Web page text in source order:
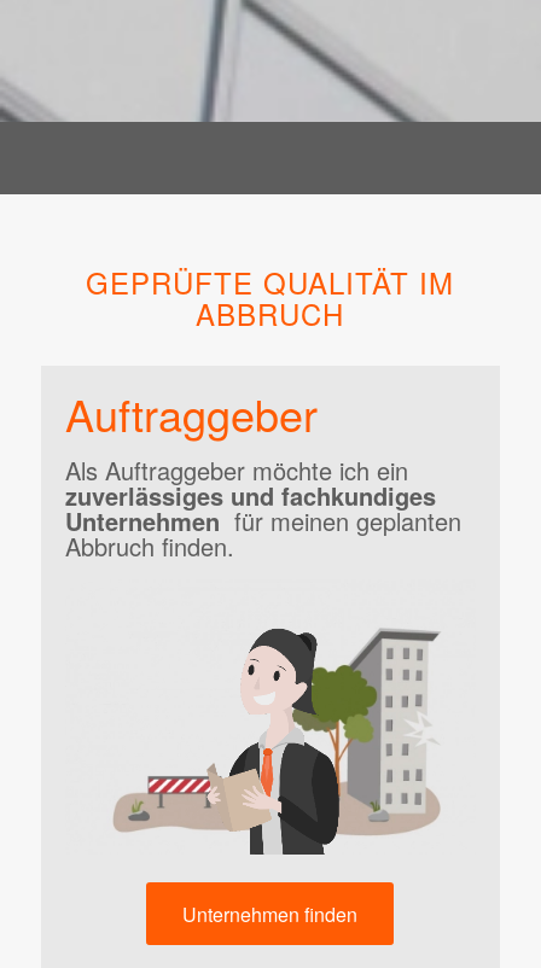
GEPRÜFTE QUALITÄT IM
ABBRUCH
Auftraggeber
Als Auftraggeber möchte ich ein
zuverlässiges und fachkundiges
Unternehmen für meinen geplanten
Abbruch finden.
Unternehmen finden